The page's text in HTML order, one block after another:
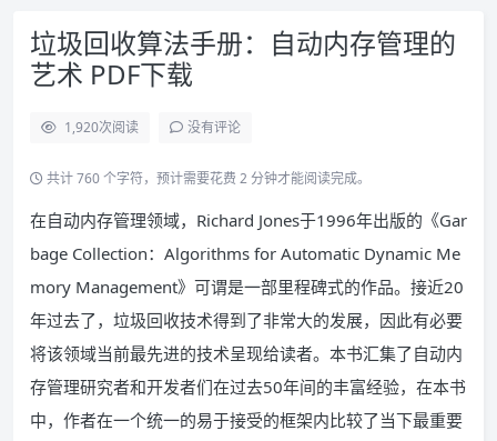
垃圾回收算法手册：自动内存管理的
艺术 PDF下载
1,920次阅读 没有评论
共计 760 个字符，预计需要花费 2 分钟才能阅读完成。
在自动内存管理领域，Richard Jones于1996年出版的《Gar
bage Collection：Algorithms for Automatic Dynamic Me
mory Management》可谓是一部里程碑式的作品。接近20
年过去了，垃圾回收技术得到了非常大的发展，因此有必要
将该领域当前最先进的技术呈现给读者。本书汇集了自动内
存管理研究者和开发者们在过去50年间的丰富经验，在本书
中，作者在一个统一的易于接受的框架内比较了当下最重要